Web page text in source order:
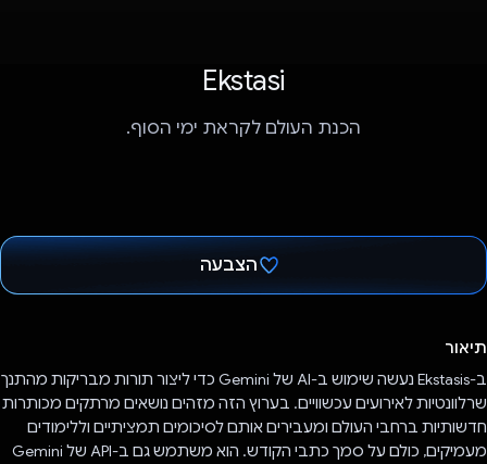
Ekstasi
הכנת העולם לקראת ימי הסוף.
הצבעה
תיאור
ב-Ekstasis נעשה שימוש ב-AI של Gemini כדי ליצור תורות מבריקות מהתנך
שרלוונטיות לאירועים עכשוויים. בערוץ הזה מזהים נושאים מרתקים מכותרות
חדשותיות ברחבי העולם ומעבירים אותם לסיכומים תמציתיים וללימודים
מעמיקים, כולם על סמך כתבי הקודש. הוא משתמש גם ב-API של Gemini